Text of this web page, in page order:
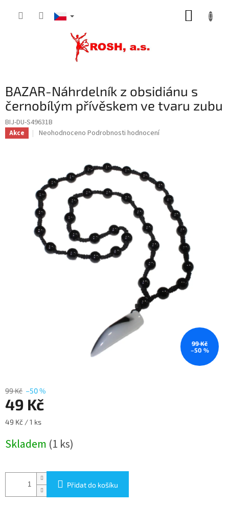
BAZAR-Náhrdelník z obsidiánu s
černobílým přívěskem ve tvaru zubu
BIJ-DU-S49631B
Akce
Průměrné
5
hvězdiček.
Neohodnoceno Podrobnosti hodnocení
99 Kč
–50 %
99 Kč –50 %
49 Kč
Měrná
49 Kč / 1 ks
Skladem (1 ks)
Přidat do košíku